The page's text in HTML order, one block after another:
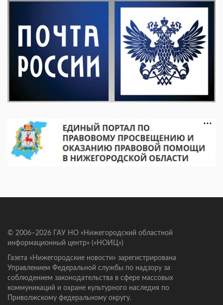
© 2006–2026 ГАУ НО «Нижегородский областной
информационный центр» («НОИЦ»)
Газета «Нижегородские новости» зарегистрирована
Управлением Федеральной службы по надзору за
соблюдением законодательства в сфере массовых
коммуникаций и охране культурного наследия по
Приволжскому федеральному округу.